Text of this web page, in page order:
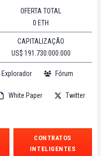
OFERTA TOTAL
0 ETH
CAPITALIZAÇÃO
US$ 191.730.000.000
Explorador Fórum
White Paper Twitter
CONTRATOS
INTELIGENTES